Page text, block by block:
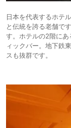
日本を代表するホテ
と伝統を誇る老舗で
す。ホテルの2階に
ィックバー。地下鉄
スも抜群です。